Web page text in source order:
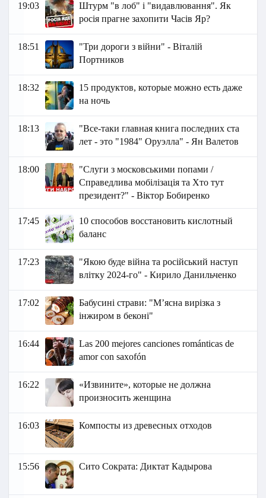
19:03
Штурм "в лоб" і "видавлювання". Як
росія прагне захопити Часів Яр?
18:51
"Три дороги з війни" - Віталій
Портников
18:32
15 продуктов, которые можно есть даже
на ночь
18:13
"Все-таки главная книга последних ста
лет - это "1984" Оруэлла" - Ян Валетов
18:00
"Слуги з московськими попами /
Справедлива мобілізація та Хто тут
президент?" - Віктор Бобиренко
17:45
10 способов восстановить кислотный
баланс
17:23
"Якою буде війна та російський наступ
влітку 2024-го" - Кирило Данильченко
17:02
Бабусині страви: "М’ясна вирізка з
інжиром в беконі"
16:44
Las 200 mejores canciones románticas de
amor con saxofón
16:22
«Извините», которые не должна
произносить женщина
16:03 Компосты из древесных отходов
15:56 Сито Сократа: Диктат Кадырова